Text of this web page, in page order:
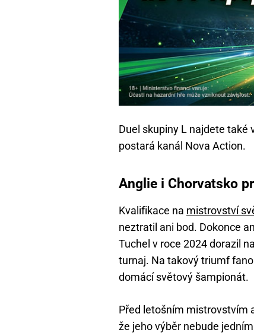
Duel skupiny L najdete také
postará kanál Nova Action.
Anglie i Chorvatsko
Kvalifikace na mistrovství
neztratil ani bod. Dokonce
Tuchel v roce 2024 dorazil
turnaj. Na takový triumf
domácí světový šampionát.
Před letošním mistrovstvím
že jeho výběr nebude